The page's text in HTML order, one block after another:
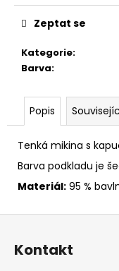
Kategorie:
Barva:
Zeptat se
Popis
Tenká mikina s
Barva podkladu je
Materiál: 95 %
BASIC
PUNČOCHY
VÍNOVÉ
135
Kč
Původně:
Kč
Z
Kontakt